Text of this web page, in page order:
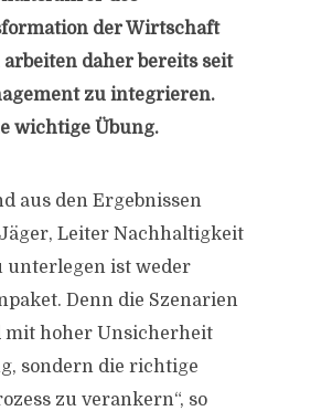
der Wirtschaft
daher bereits seit
zu integrieren.
wichtige Übung.
aus den Ergebnissen
Leiter Nachhaltigkeit
unterlegen ist weder
Denn die Szenarien
mit hoher Unsicherheit
sondern die richtige
zu verankern“, so